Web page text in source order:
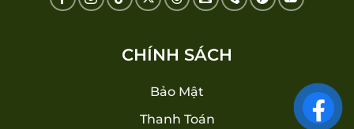
CHÍNH SÁCH
Bảo Mật
Thanh Toán